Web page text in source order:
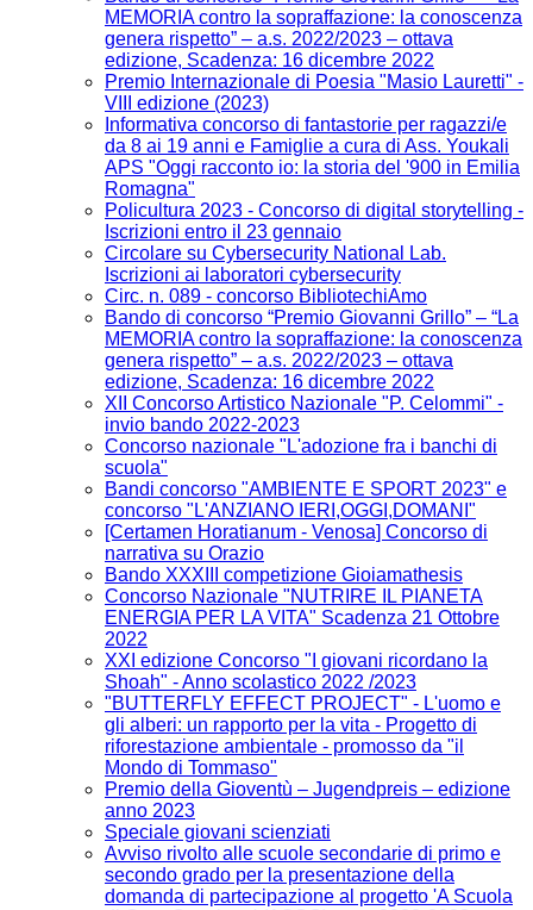
MEMORIA contro la sopraffazione: la conoscenza
genera rispetto” – a.s. 2022/2023 – ottava
edizione, Scadenza: 16 dicembre 2022
Premio Internazionale di Poesia "Masio Lauretti" -
VIII edizione (2023)
Informativa concorso di fantastorie per ragazzi/e
da 8 ai 19 anni e Famiglie a cura di Ass. Youkali
APS "Oggi racconto io: la storia del '900 in Emilia
Romagna"
Policultura 2023 - Concorso di digital storytelling -
Iscrizioni entro il 23 gennaio
Circolare su Cybersecurity National Lab.
Iscrizioni ai laboratori cybersecurity
Circ. n. 089 - concorso BibliotechiAmo
Bando di concorso “Premio Giovanni Grillo” – “La
MEMORIA contro la sopraffazione: la conoscenza
genera rispetto” – a.s. 2022/2023 – ottava
edizione, Scadenza: 16 dicembre 2022
XII Concorso Artistico Nazionale "P. Celommi" -
invio bando 2022-2023
Concorso nazionale "L'adozione fra i banchi di
scuola"
Bandi concorso "AMBIENTE E SPORT 2023" e
concorso "L'ANZIANO IERI,OGGI,DOMANI"
[Certamen Horatianum - Venosa] Concorso di
narrativa su Orazio
Bando XXXIII competizione Gioiamathesis
Concorso Nazionale "NUTRIRE IL PIANETA
ENERGIA PER LA VITA" Scadenza 21 Ottobre
2022
XXI edizione Concorso "I giovani ricordano la
Shoah" - Anno scolastico 2022 /2023
"BUTTERFLY EFFECT PROJECT" - L'uomo e
gli alberi: un rapporto per la vita - Progetto di
riforestazione ambientale - promosso da "il
Mondo di Tommaso"
Premio della Gioventù – Jugendpreis – edizione
anno 2023
Speciale giovani scienziati
Avviso rivolto alle scuole secondarie di primo e
secondo grado per la presentazione della
domanda di partecipazione al progetto 'A Scuola